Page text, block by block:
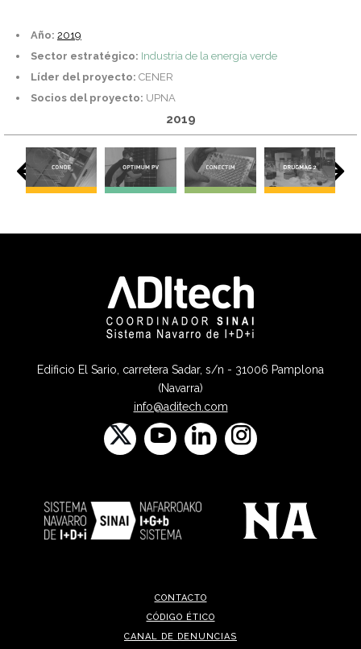
Año: 2019
Sector estratégico: Industria de la energía verde
Líder del proyecto: CENER
Socios del proyecto: UPNA
2019
Edificio El Sario, carretera Sadar, s/n - 31006 Pamplona
(Navarra)
info@aditech.com
CONTACTO
CÓDIGO ÉTICO
CANAL DE DENUNCIAS